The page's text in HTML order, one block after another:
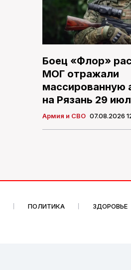
Боец «Флор»
МОГ отражали
массированную
на Рязань 29
Армия и СВО 07.08.2026
ПОЛИТИКА ЗДОРОВЬЕ